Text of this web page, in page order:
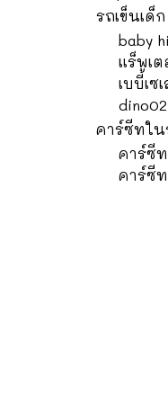
รถเข็นเด็ก
baby
แร็พเต
เบบี้เซ
dino02
คาร์ซีทใ
คาร์ซีท
คาร์ซี